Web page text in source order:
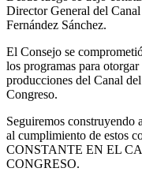
Director General del
Fernández Sánchez.
El Consejo se
los programas para
producciones del Canal
Congreso.
Seguiremos construyendo
al cumplimiento de estos
CONSTANTE EN EL
CONGRESO.